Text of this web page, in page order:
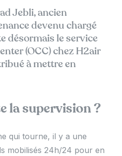
Jebli, ancien
devenu chargé
désormais le service
(OCC) chez H2air
à mettre en
la supervision ?
qui tourne, il y a une
mobilisés 24h/24 pour en